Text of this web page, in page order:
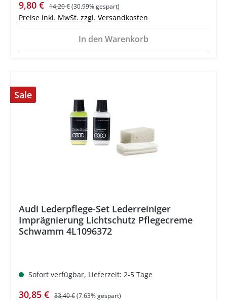
Verkaufspreis:
9,80 € Regulärer Preis:
14,20 €(30.99% gespart)
Preise inkl. MwSt. zzgl. Versandkosten
In den Warenkorb
Sale
Audi Lederpflege-Set Lederreiniger
Imprägnierung Lichtschutz Pflegecreme
Schwamm 4L1096372
Sofort verfügbar, Lieferzeit: 2-5 Tage
Verkaufspreis:
30,85 € Regulärer Preis:
33,40 €(7.63% gespart)